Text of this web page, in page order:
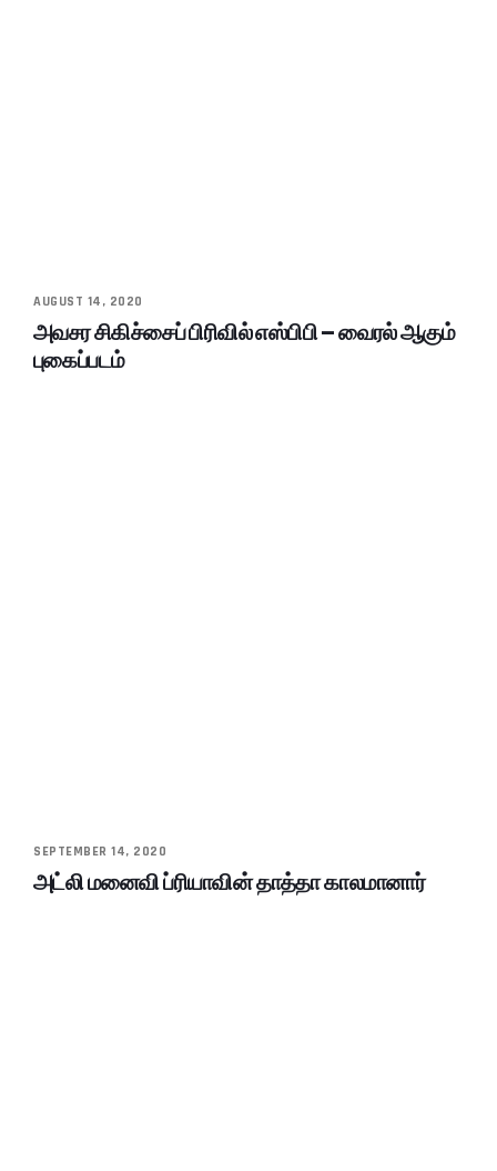
AUGUST 14, 2020
அவசர சிகிச்சைப் பிரிவில் எஸ்பிபி – வைரல் ஆகும்
புகைப்படம்
SEPTEMBER 14, 2020
அட்லி மனைவி ப்ரியாவின் தாத்தா காலமானார்